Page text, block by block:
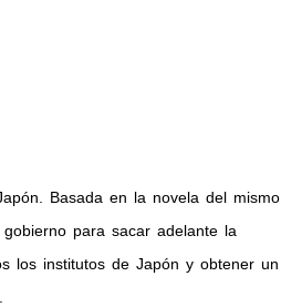
Basada en la novela del mismo
para sacar adelante la
los institutos de Japón y obtener un